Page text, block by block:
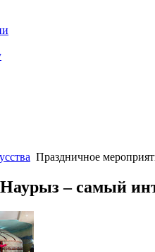
Праздничное
– самый